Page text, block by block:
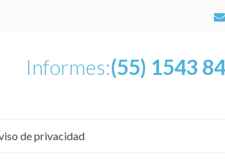
Informes:(55) 1543
de privacidad